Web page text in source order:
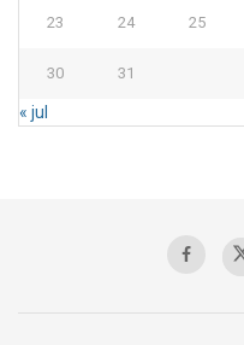
23 24 25
30 31
« jul